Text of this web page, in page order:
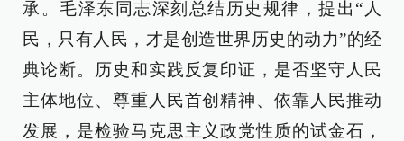
承。毛泽东同志深刻总结历史规律，提出“人
民，只有人民，才是创造世界历史的动力”的经
典论断。历史和实践反复印证，是否坚守人民
主体地位、尊重人民首创精神、依靠人民推动
发展，是检验马克思主义政党性质的试金石，